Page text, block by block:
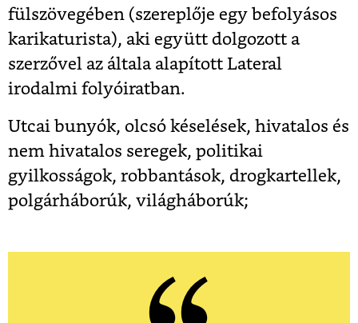
fülszövegében (szereplője egy befolyásos
karikaturista), aki együtt dolgozott a
szerzővel az általa alapított Lateral
irodalmi folyóiratban.
Utcai bunyók, olcsó késelések, hivatalos és
nem hivatalos seregek, politikai
gyilkosságok, robbantások, drogkartellek,
polgárháborúk, világháborúk;